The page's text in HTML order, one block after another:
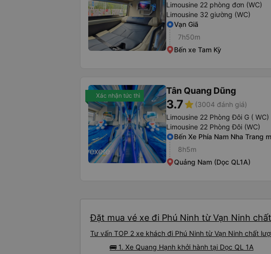
Limousine 22 phòng đơn (WC)
Limousine 32 giường (WC)
Vạn Giã
7h50m
Bến xe Tam Kỳ
Xác nhận tức thì Tân Quang Dũng
3.7star (3004 đánh giá)
Limousine 22 Phòng Đôi G ( WC)
Limousine 22 Phòng Đôi (WC)
Bến Xe Phía Nam Nha Trang
8h5m
Quảng Nam (Dọc QL1A)
Đặt mua vé xe đi Phú Ninh từ Vạn Ninh
Tư vấn TOP 2 xe khách đi Phú Ninh từ Vạn Ninh chất
🚌 1. Xe Quang Hạnh khởi hành tại Dọc QL 1A